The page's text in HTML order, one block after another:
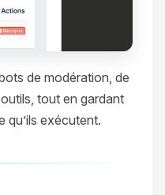
de modération, de
tout en gardant
qu’ils exécutent.